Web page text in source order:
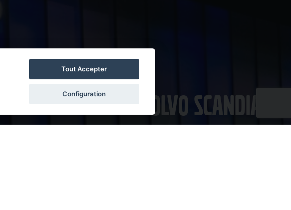
Le staff Volvo Scandia
Tout Accepter
Configuration